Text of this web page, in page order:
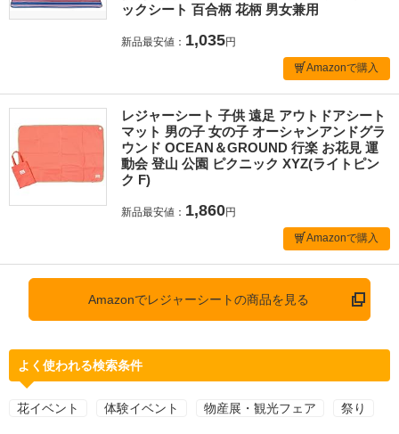
ックシート 百合柄 花柄 男女兼用
新品最安値： 1,035円
Amazonで購入
レジャーシート 子供 遠足 アウトドアシート
マット 男の子 女の子 オーシャンアンドグラ
ウンド OCEAN＆GROUND 行楽 お花見 運
動会 登山 公園 ピクニック XYZ(ライトピン
ク F)
新品最安値： 1,860円
Amazonで購入
Amazonでレジャーシートの商品を見る
よく使われる検索条件
花イベント 体験イベント 物産展・観光フェア 祭り